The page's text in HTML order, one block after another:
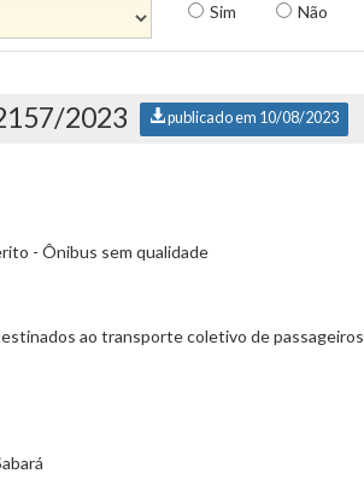
Sim
Não
2023 publicado em 10/08/2023
- Ônibus sem qualidade
ao transporte coletivo de